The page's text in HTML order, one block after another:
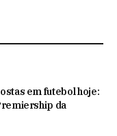
em futebol hoje:
da